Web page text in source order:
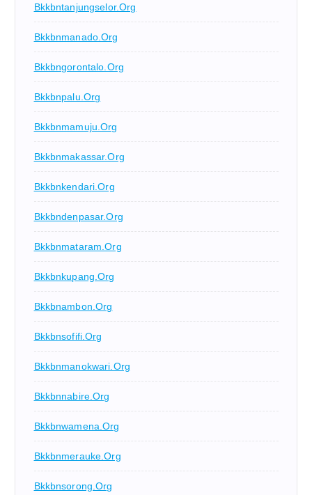
Bkkbntanjungselor.org
Bkkbnmanado.org
Bkkbngorontalo.org
Bkkbnpalu.org
Bkkbnmamuju.org
Bkkbnmakassar.org
Bkkbnkendari.org
Bkkbndenpasar.org
Bkkbnmataram.org
Bkkbnkupang.org
Bkkbnambon.org
Bkkbnsofifi.org
Bkkbnmanokwari.org
Bkkbnnabire.org
Bkkbnwamena.org
Bkkbnmerauke.org
Bkkbnsorong.org